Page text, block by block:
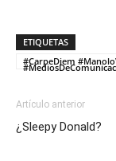
ETIQUETAS
#CarpeDiem
Artículo anterior
¿Sleepy Donald?